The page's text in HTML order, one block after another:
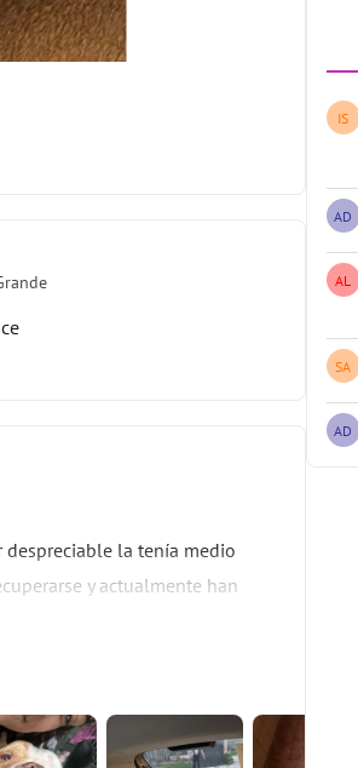
despreciable la tenía medio
y actualmente han
IS
AD
AL
SA
AD